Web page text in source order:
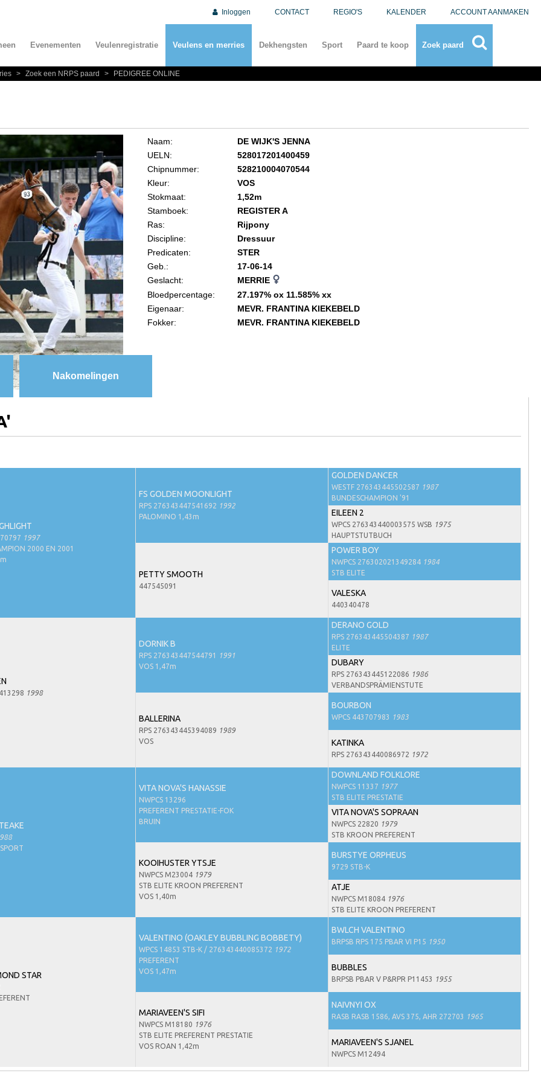
Inloggen CONTACT REGIO'S KALENDER ACCOUNT AANMAKEN
Evenementen Veulenregistratie Veulens en merries Dekhengsten Sport Paard te koop Zoek paard
> Zoek een NRPS paard > PEDIGREE ONLINE
Naam:
DE WIJK'S JENNA
UELN:
528017201400459
Chipnummer:
528210004070544
Kleur:
VOS
Stokmaat:
1,52m
Stamboek:
REGISTER A
Ras:
Rijpony
Discipline:
Dressuur
Predicaten:
STER
Geb.:
17-06-14
Geslacht:
MERRIE
Bloedpercentage:
27.197% ox 11.585% xx
Eigenaar:
MEVR. FRANTINA KIEKEBELD
Fokker:
MEVR. FRANTINA KIEKEBELD
Nakomelingen
1997
2000 EN 2001
FS GOLDEN MOONLIGHT
RPS 276343447541692 1992
PALOMINO 1,43m
GOLDEN DANCER
WESTF 276343445502587 1987
BUNDESCHAMPION '91
EILEEN 2
WPCS 276343440003575 WSB 1975
HAUPTSTUTBUCH
PETTY SMOOTH
447545091
POWER BOY
NWPCS 276302021349284 1984
STB ELITE
VALESKA
440340478
1998
DORNIK B
RPS 276343447544791
1991
VOS 1,47m
DERANO GOLD
RPS 276343445504387 1987
ELITE
DUBARY
RPS 276343445122086 1986
VERBANDSPRÄMIENSTUTE
BALLERINA
RPS 276343445394089 1989
VOS
BOURBON
WPCS 443707983 1983
KATINKA
RPS 276343440086972 1972
VITA NOVA'S HANASSIE
NWPCS 13296
PREFERENT PRESTATIE-FOK
BRUIN
DOWNLAND FOLKLORE
NWPCS 11337 1977
STB ELITE PRESTATIE
VITA NOVA'S SOPRAAN
NWPCS 22820 1979
STB KROON PREFERENT
KOOIHUSTER YTSJE
NWPCS M23004 1979
STB ELITE KROON PREFERENT
VOS 1,40m
BURSTYE ORPHEUS
9729 STB-K
ATJE
NWPCS M18084 1976
STB ELITE KROON PREFERENT
STAR
VALENTINO (OAKLEY BUBBLING BOBBETY)
WPCS 14853 STB-K / 276343440085372 1972
PREFERENT
VOS 1,47m
BWLCH VALENTINO
BRPSB RPS 175 PBAR VI P15 1950
BUBBLES
BRPSB PBAR V P&RPR P11453 1955
MARIAVEEN'S SIFI
NWPCS M18180 1976
STB ELITE PREFERENT PRESTATIE
VOS ROAN 1,42m
NAIVNYI OX
RASB RASB 1586, AVS 375, AHR 272703 1965
MARIAVEEN'S SJANEL
NWPCS M12494